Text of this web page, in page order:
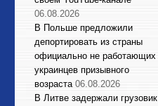
06.08.2026
В Польше предложили
депортировать из страны
официально не работающих
украинцев призывного
возраста 06.08.2026
В Литве задержали грузовик